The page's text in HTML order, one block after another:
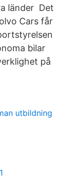
länder Det
Cars får
bilar
på
utbildning